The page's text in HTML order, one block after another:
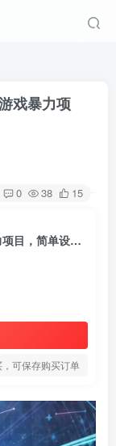
戏暴力项
0 38 15
全新6.0快手无人直播，磁力聚星小游戏暴力项目，简单设置，直播48小时
可保存购买订单